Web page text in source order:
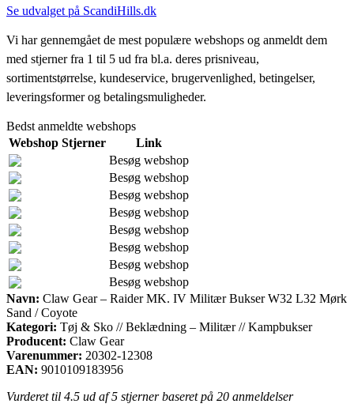
Se udvalget på ScandiHills.dk
Vi har gennemgået de mest populære webshops og anmeldt dem
med stjerner fra 1 til 5 ud fra bl.a. deres prisniveau,
sortimentstørrelse, kundeservice, brugervenlighed, betingelser,
leveringsformer og betalingsmuligheder.
Bedst anmeldte webshops
Webshop Stjerner
Link
Besøg webshop
Besøg webshop
Besøg webshop
Besøg webshop
Besøg webshop
Besøg webshop
Besøg webshop
Besøg webshop
Navn: Claw Gear – Raider MK. IV Militær Bukser W32 L32 Mørk
Sand / Coyote
Kategori: Tøj & Sko // Beklædning – Militær // Kampbukser
Producent: Claw Gear
Varenummer: 20302-12308
EAN: 9010109183956
Vurderet til 4.5 ud af 5 stjerner baseret på 20 anmeldelser